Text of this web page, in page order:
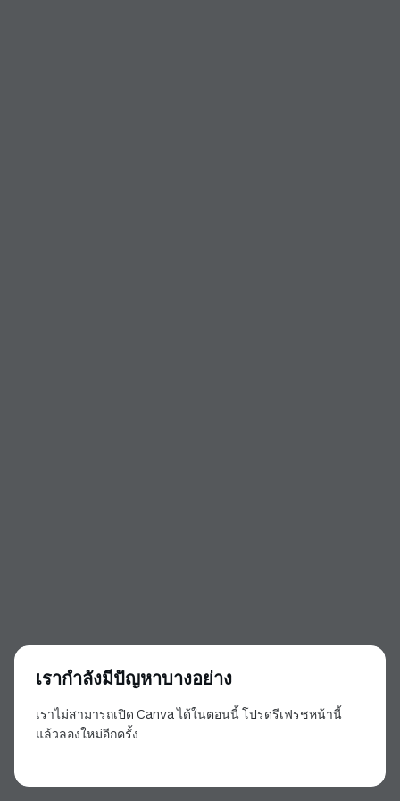
เรากำลังมีปัญหาบางอย่าง
เราไม่สามารถเปิด Canva ได้ในตอนนี้ โปรดรีเฟรชหน้านี้
แล้วลองใหม่อีกครั้ง